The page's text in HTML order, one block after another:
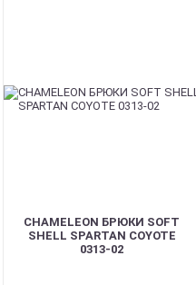
CHAMELEON БРЮКИ SOFT
SHELL SPARTAN COYOTE
0313-02